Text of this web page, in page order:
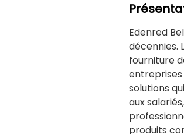
Edenred
décennies.
fourniture
entreprises
solutions
aux
produits